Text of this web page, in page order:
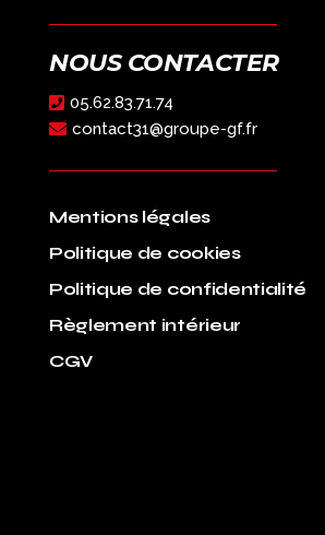
NOUS CONTACTER
05.62.83.71.74
contact31@groupe-gf.fr
Mentions légales
Politique de cookies
Politique de confidentialité
Règlement intérieur
CGV